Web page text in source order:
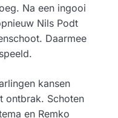
Na een ingooi
Nils Podt
Daarmee
kansen
ontbrak. Schoten
en Remko